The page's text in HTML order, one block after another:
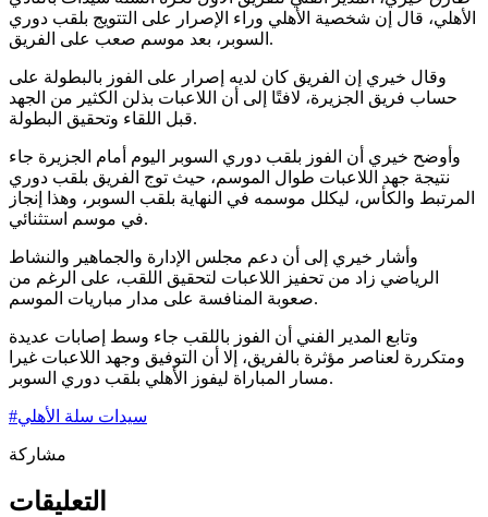
الأهلي، قال إن شخصية الأهلي وراء الإصرار على التتويج بلقب دوري
السوبر، بعد موسم صعب على الفريق.
وقال خيري إن الفريق كان لديه إصرار على الفوز بالبطولة على
حساب فريق الجزيرة، لافتًا إلى أن اللاعبات بذلن الكثير من الجهد
قبل اللقاء وتحقيق البطولة.
وأوضح خيري أن الفوز بلقب دوري السوبر اليوم أمام الجزيرة جاء
نتيجة جهد اللاعبات طوال الموسم، حيث توج الفريق بلقب دوري
المرتبط والكأس، ليكلل موسمه في النهاية بلقب السوبر، وهذا إنجاز
في موسم استثنائي.
وأشار خيري إلى أن دعم مجلس الإدارة والجماهير والنشاط
الرياضي زاد من تحفيز اللاعبات لتحقيق اللقب، على الرغم من
صعوبة المنافسة على مدار مباريات الموسم.
وتابع المدير الفني أن الفوز باللقب جاء وسط إصابات عديدة
ومتكررة لعناصر مؤثرة بالفريق، إلا أن التوفيق وجهد اللاعبات غيرا
مسار المباراة ليفوز الأهلي بلقب دوري السوبر.
#سيدات سلة الأهلي
مشاركة
التعليقات